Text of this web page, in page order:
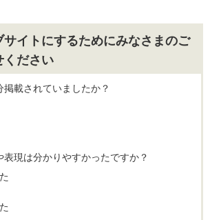
サイトにするためにみなさまのご
ください
載されていましたか？
表現は分かりやすかったですか？